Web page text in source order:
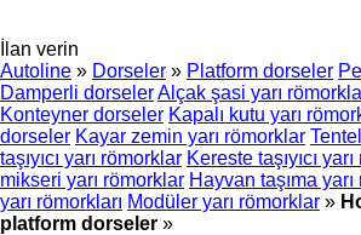
İlan verin
Autoline » Dorseler » Platform dorseler
Damperli dorselerAlçak şasi yarı
Konteyner dorseler Kapalı kutu yarı
dorseler Kayar zemin yarı römorklar
taşıyıcı yarı römorklar Kereste taşıyıcı
mikseri yarı römorklar Hayvan taşıma
yarı römorkları Modüler yarı römorklar »
platform dorseler »